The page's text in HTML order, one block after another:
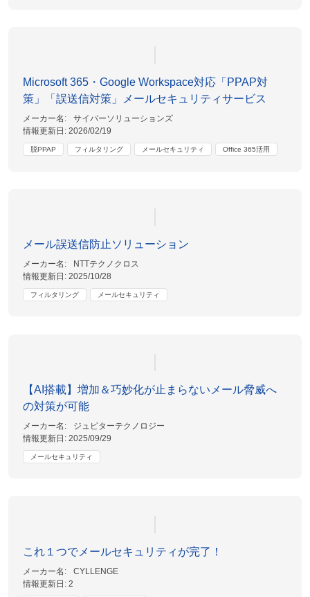
Microsoft 365・Google Workspace対応「PPAP対
策」「誤送信対策」メールセキュリティサービス
メーカー名:
サイバーソリューションズ
情報更新日:2026/02/19
脱PPAP フィルタリング メールセキュリティ Office 365活用
メール誤送信防止ソリューション
メーカー名:
NTTテクノクロス
情報更新日:2025/10/28
フィルタリング メールセキュリティ
【AI搭載】増加＆巧妙化が止まらないメール脅威へ
の対策が可能
メーカー名:
ジュピターテクノロジー
情報更新日:2025/09/29
メールセキュリティ
これ１つでメールセキュリティが完了！
メーカー名:
CYLLENGE
情報更新日:2